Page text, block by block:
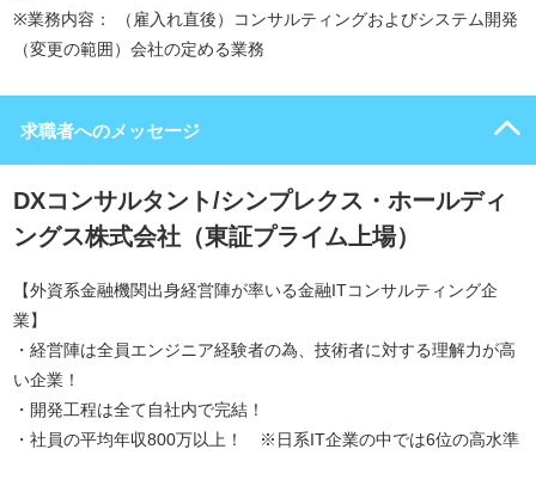
※業務内容： （雇入れ直後）コンサルティングおよびシステム開発
（変更の範囲）会社の定める業務
求職者へのメッセージ
DXコンサルタント/シンプレクス・ホールディ
ングス株式会社（東証プライム上場）
【外資系金融機関出身経営陣が率いる金融ITコンサルティング企
業】
・経営陣は全員エンジニア経験者の為、技術者に対する理解力が高
い企業！
・開発工程は全て自社内で完結！
・社員の平均年収800万以上！ ※日系IT企業の中では6位の高水準